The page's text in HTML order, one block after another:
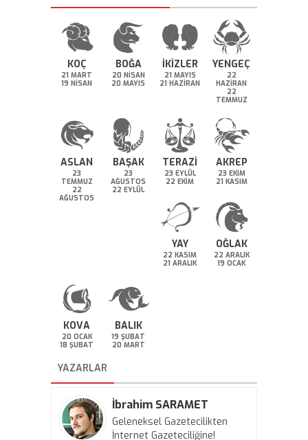
KOÇ
21 MART
19 NİSAN
BOĞA
20 NİSAN
20 MAYIS
İKİZLER
21 MAYIS
21 HAZİRAN
YENGEÇ
22
HAZİRAN
22
TEMMUZ
ASLAN
23
TEMMUZ
22
AĞUSTOS
BAŞAK
23
AĞUSTOS
22 EYLÜL
TERAZİ
23 EYLÜL
22 EKİM
AKREP
23 EKİM
21 KASIM
YAY
22 KASIM
21 ARALIK
OĞLAK
22 ARALIK
19 OCAK
KOVA
20 OCAK
18 ŞUBAT
BALIK
19 ŞUBAT
20 MART
YAZARLAR
İbrahim SARAMET
Geleneksel Gazetecilikten
İnternet Gazeteciliğine!